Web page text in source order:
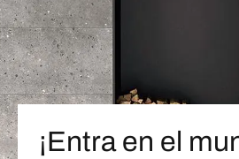
¡Entra en el